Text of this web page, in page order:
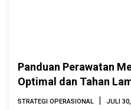
Panduan Perawatan
Optimal dan Tahan
STRATEGI OPERASIONAL | JULI